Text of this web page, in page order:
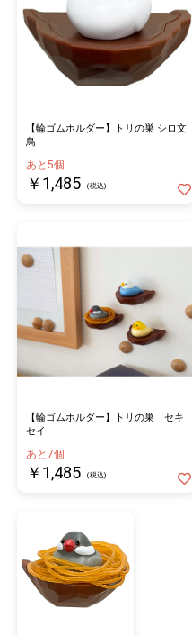
【輪ゴムホルダー】トリの巣 シロ文
鳥
あと5個
￥1,485 (税込)
【輪ゴムホルダー】トリの巣 セキ
セイ
あと7個
￥1,485 (税込)